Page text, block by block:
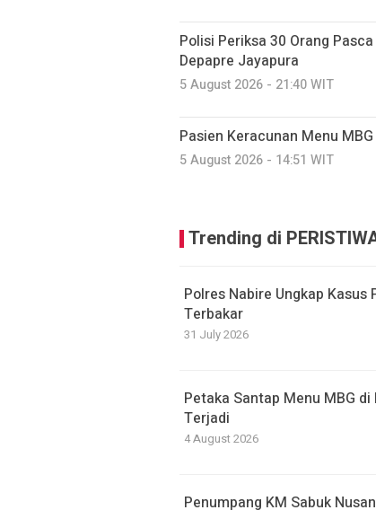
Polisi Periksa 30 Orang
Depapre Jayapura
5 August 2026 - 21:40 WIT
Pasien Keracunan Menu
5 August 2026 - 14:51 WIT
Trending di
Polres Nabire Ungkap
Terbakar
31 July 2026
Petaka Santap Menu MBG
Terjadi
4 August 2026
Penumpang KM Sabuk